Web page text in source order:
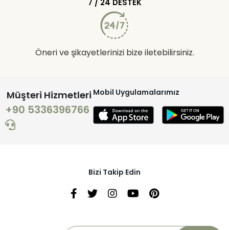
Öneri ve şikayetlerinizi bize iletebilirsiniz.
Müşteri Hizmetleri
+90 5336396766
Mobil Uygulamalarımız
Bizi Takip Edin